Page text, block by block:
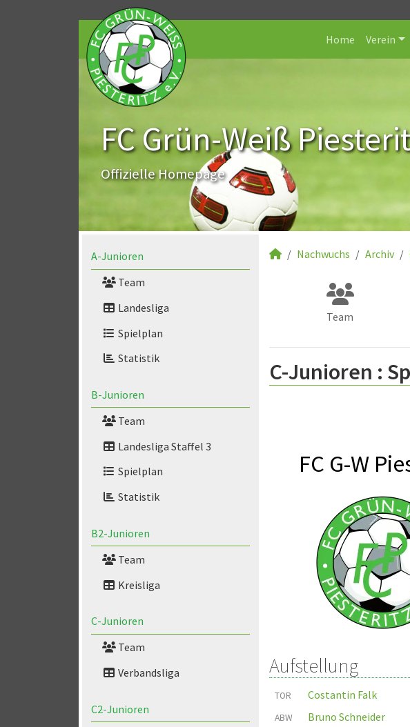
Home Verein
FC Grün-Weiß
Offizielle Homepage
A-Junioren
Team
Landesliga
Spielplan
Statistik
B-Junioren
Team
Landesliga Staffel 3
Spielplan
Statistik
B2-Junioren
Team
Kreisliga
C-Junioren
Team
Verbandsliga
C2-Junioren
Nachwuchs Archiv
Team
C-Junioren :
FC G-W
Aufstellung
TOR Costantin Falk
ABW
Bruno Schneider